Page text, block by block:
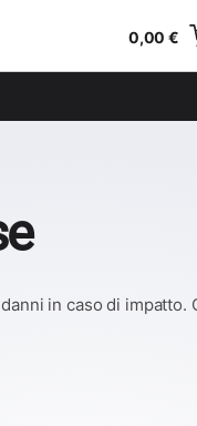
0,00€
in caso di impatto.